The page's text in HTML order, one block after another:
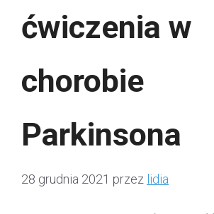
ćwiczenia w
chorobie
Parkinsona
28 grudnia 2021 przez lidia